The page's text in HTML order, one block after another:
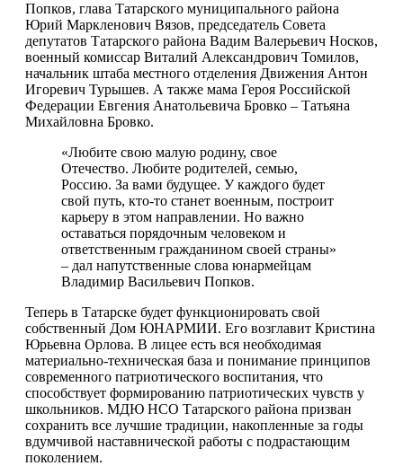
Попков, глава Татарского муниципального района
Юрий Маркленович Вязов, председатель Совета
депутатов Татарского района Вадим Валерьевич Носков,
военный комиссар Виталий Александрович Томилов,
начальник штаба местного отделения Движения Антон
Игоревич Турышев. А также мама Героя Российской
Федерации Евгения Анатольевича Бровко – Татьяна
Михайловна Бровко.
«Любите свою малую родину, свое
Отечество. Любите родителей, семью,
Россию. За вами будущее. У каждого будет
свой путь, кто-то станет военным, построит
карьеру в этом направлении. Но важно
оставаться порядочным человеком и
ответственным гражданином своей страны»
– дал напутственные слова юнармейцам
Владимир Васильевич Попков.
Теперь в Татарске будет функционировать свой
собственный Дом ЮНАРМИИ. Его возглавит Кристина
Юрьевна Орлова. В лицее есть вся необходимая
материально-техническая база и понимание принципов
современного патриотического воспитания, что
способствует формированию патриотических чувств у
школьников. МДЮ НСО Татарского района призван
сохранить все лучшие традиции, накопленные за годы
вдумчивой наставнической работы с подрастающим
поколением.